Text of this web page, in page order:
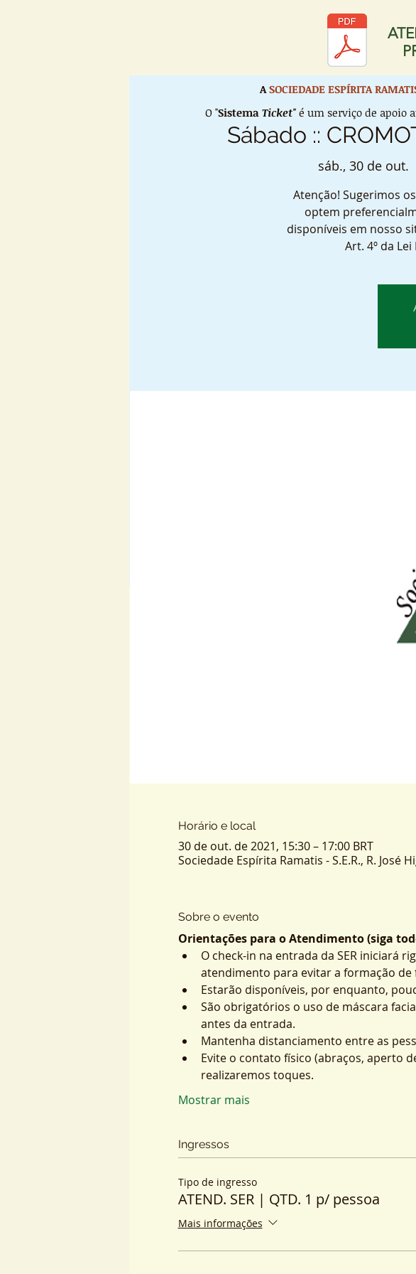
Sábado ::
sáb., 30 de out.
Atenção! Sugerimos
optem
disponíveis em nosso
Art. 4º da Lei
Horário e local
30 de out. de 2021, 15:30 – 17:00 BRT
Sociedade Espírita Ramatis - S.E.R., R. José
Sobre o evento
Orientações para o Atendimento (siga
O check-in na entrada da SER iniciará
atendimento para evitar a formação de
Estarão disponíveis, por enquanto,
São obrigatórios o uso de máscara
antes da entrada.
Mantenha distanciamento entre as
Evite o contato físico (abraços, aperto
realizaremos toques.
Mostrar mais
Ingressos
Tipo de ingresso
ATEND. SER | QTD. 1 p/ pessoa
Mais informações
A SOCIEDADE ESPÍRITA
O "Sistema Ticket" é um serviço de apoio